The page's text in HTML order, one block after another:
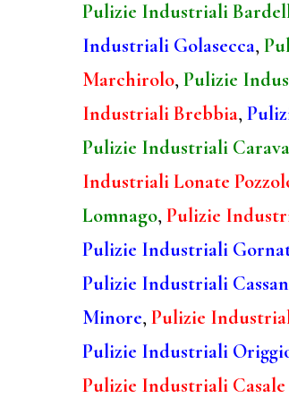
Pulizie Industriali
Industriali Golasecca,
Marchirolo, Pulizie
Industriali Brebbia,
Pulizie Industriali
Industriali Lonate
Lomnago, Pulizie
Pulizie Industriali
Pulizie Industriali
Minore, Pulizie
Pulizie Industriali
Pulizie Industriali